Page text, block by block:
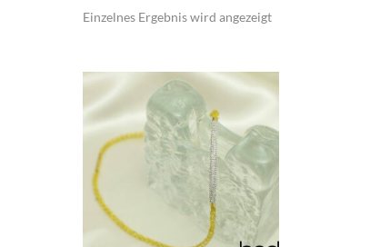
Einzelnes Ergebnis wird angezeigt